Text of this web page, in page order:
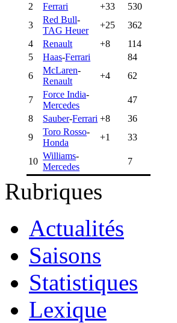
2
Ferrari +33
530
3
Red Bull-
TAG Heuer
+25
362
4
Renault +8
114
5
Haas-Ferrari
84
6
McLaren-
Renault
+4 62
7
Force India-
Mercedes
47
8
Sauber-Ferrari +8
36
9
Toro Rosso-
Honda
+1 33
10
Williams-
Mercedes
7
Rubriques
Actualités
Saisons
Statistiques
Lexique